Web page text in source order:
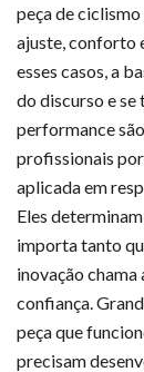
peça de
ajuste, conforto
esses casos, a
do discurso e se
performance
profissionais
aplicada em
Eles
importa tanto
inovação
confiança.
peça que
precisam